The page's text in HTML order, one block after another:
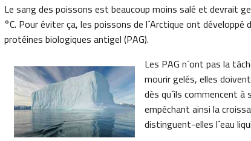
Le sang des poissons est beaucoup moins salé et devrait
°C. Pour éviter ça, les poissons de l´Arctique ont développé
protéines biologiques antigel (PAG).
Les PAG n´ont pas la
mourir gelés, elles
dès qu´ils commencent
empêchant ainsi la
distinguent-elles l´eau